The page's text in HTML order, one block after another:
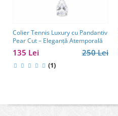
Colier Tennis Luxury cu Pandantiv
Pear Cut – Eleganță Atemporală
250 Lei
135 Lei
(1)